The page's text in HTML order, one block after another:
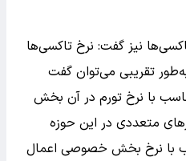
نیز گفت: نرخ تاکسی‌ها
تقریبی می‌توان گفت
با نرخ تورم در آن بخش
متعددی در این حوزه
با نرخ بخش خصوصی اعمال